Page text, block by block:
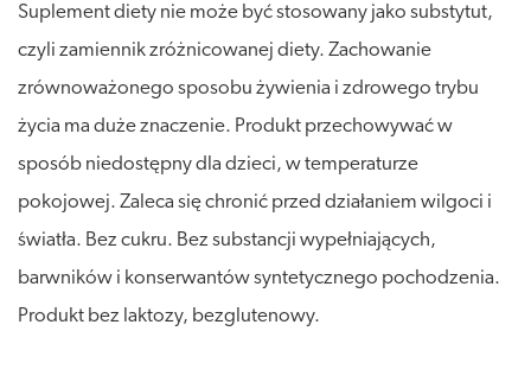
Suplement diety nie może być stosowany jako substytut,
czyli zamiennik zróżnicowanej diety. Zachowanie
zrównoważonego sposobu żywienia i zdrowego trybu
życia ma duże znaczenie. Produkt przechowywać w
sposób niedostępny dla dzieci, w temperaturze
pokojowej. Zaleca się chronić przed działaniem wilgoci i
światła. Bez cukru. Bez substancji wypełniających,
barwników i konserwantów syntetycznego pochodzenia.
Produkt bez laktozy, bezglutenowy.